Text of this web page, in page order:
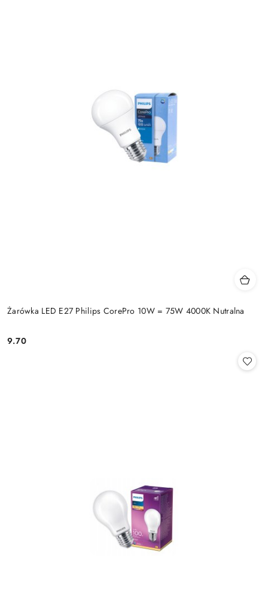
Żarówka LED E27 Philips CorePro 10W = 75W 4000K Nutralna
Cena:
9.70